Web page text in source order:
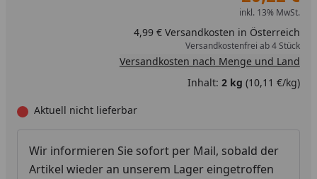
inkl. 13% MwSt.
4,99 € Versandkosten in Österreich
Versandkostenfrei ab 4 Stück
Versandkosten nach Menge und Land
Inhalt: 2 kg (10,11 €/kg)
Aktuell nicht lieferbar
Wir informieren Sie sofort per Mail, sobald der
Artikel wieder an unserem Lager eingetroffen